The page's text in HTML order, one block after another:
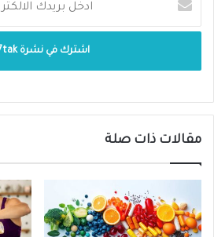
المشروبات الروحية،حيث
ويودي الى “نوم غير
النوم. فهي تضر بما يسمى
في الجسم، وتؤدي إلى
الشوكولا الداكنة،
التي
ملائمة صحيا بشكل
نسبة الدهون فيها، الا
مقالات ذات صلة